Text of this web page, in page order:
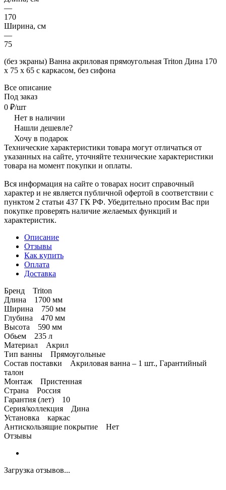
—
170
Ширина, см
—
75
(без экраны) Ванна акриловая прямоугольная Triton Дина 170
х 75 х 65 с каркасом, без сифона
Все описание
Под заказ
0 ₽/шт
Нет в наличии
Нашли дешевле?
Хочу в подарок
Технические характеристики товара могут отличаться от
указанных на сайте, уточняйте технические характеристики
товара на момент покупки и оплаты.
Вся информация на сайте о товарах носит справочный
характер и не является публичной офертой в соответствии с
пунктом 2 статьи 437 ГК РФ. Убедительно просим Вас при
покупке проверять наличие желаемых функций и
характеристик.
Описание
Отзывы
Как купить
Оплата
Доставка
Бренд Triton
Длина 1700 мм
Ширина 750 мм
Глубина 470 мм
Высота 590 мм
Обьем 235 л
Материал Акрил
Тип ванны Прямоугольные
Состав поставки Акриловая ванна – 1 шт., Гарантийный
талон
Монтаж Пристенная
Страна Россия
Гарантия (лет) 10
Серия/коллекция Дина
Установка каркас
Антискользящие покрытие Нет
Отзывы
Загрузка отзывов...